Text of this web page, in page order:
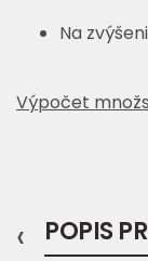
Na
Výpočet
POPIS
‹